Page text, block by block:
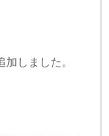
しました。